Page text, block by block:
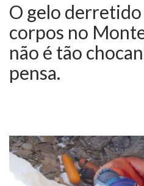
O gelo
corpos no
não é tão
pensa.